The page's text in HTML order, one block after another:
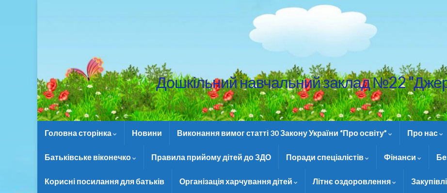
Дошкільний навчальний заклад №22
Головна сторінка Новини Виконання вимог статті 30 Закону України “Про освіту” Про нас
Батьківське віконечко Правила прийому дітей до ЗДО Поради спеціалістів Фінанси
Корисні посилання для батьків Організація харчування дітей Літнє оздоровлення Закупівлі